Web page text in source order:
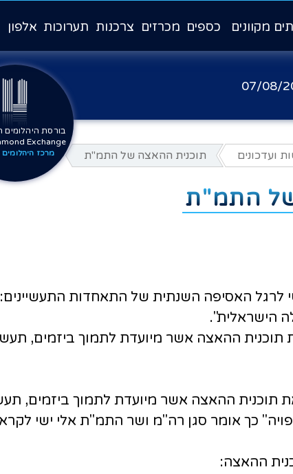
מקוונים כספים מכרזים צרכנות תערוכות אלפון
07/08/
בורסת היהלומים
Exchange
מרכז היהלומים ועדכונים תוכנית ההאצה של התמ"ת
התמ"ת
לרגל האסיפה השנתית של התאחדות
הישראלית".
ההאצה אשר מיועדת לתמוך ביזמים,
ההאצה אשר מיועדת לתמוך ביזמים,
כך אומר סגן רה"מ ושר התמ"ת אלי ישי
ההאצה: